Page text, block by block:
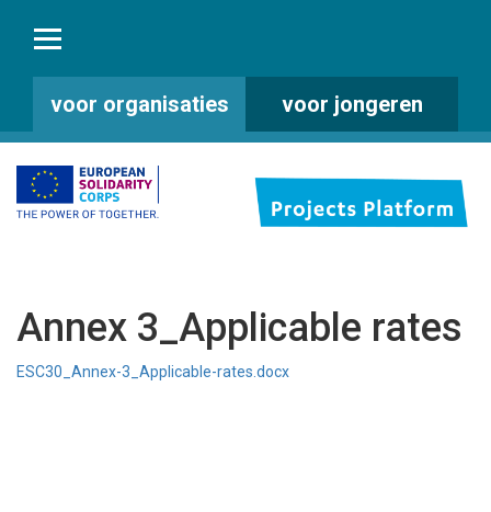
voor organisaties voor jongeren
Annex 3_Applicable rates
ESC30_Annex-3_Applicable-rates.docx